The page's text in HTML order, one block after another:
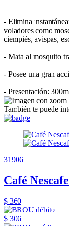
- Elimina
voladores como
ciempiés, avispas,
- Mata al mosquito
- Posee una gran
- Presentación:
También te puede
31906
Café
$ 360
$ 306